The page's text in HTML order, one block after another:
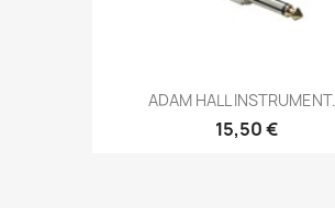
ADAM HALL
15,50 €